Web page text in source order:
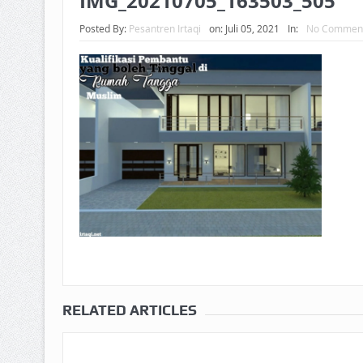
Posted By: Pesantren Irtaqi on: Juli 05, 2021 In: No
RELATED ARTICLES